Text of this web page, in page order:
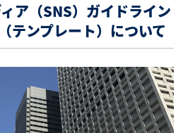
ア（SNS） ガイドライン
（テンプレート）について